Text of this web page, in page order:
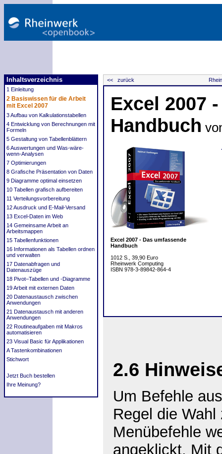
Inhaltsverzeichnis
1 Einleitung
2 Basiswissen für die Arbeit
mit Excel 2007
3 Aufbau von Kalkulationstabellen
4 Entwicklung von Berechnungen mit
Formeln
5 Gestaltung von Tabellenblättern
6 Auswertungen und Was-wäre-
wenn-Analysen
7 Optimierungen
8 Grafische Präsentation von Daten
9 Diagramme optimal einsetzen
10 Tabellen grafisch aufbereiten
11 Verteilungsvorbereitung
12 Ausdruck und E-Mail-Versand
13 Excel-Daten im Web
14 Gemeinsame Arbeit an
Arbeitsmappen
15 Tabellenfunktionen
16 Informationen als Tabellen ordnen
und verwalten
17 Datenabfragen und
Datenauszüge
18 Pivot–Tabellen und -Diagramme
19 Arbeit mit externen Daten
20 Datenaustausch zwischen
Anwendungen
21 Datenaustausch mit anderen
Anwendungen
22 Routineaufgaben mit Makros
automatisieren
23 Visual Basic für Applikationen
A Tastenkombinationen
Stichwort
Jetzt Buch bestellen
Ihre Meinung?
<< zurück
Excel 2007
Handbuch
Excel 2007 - Das umfassende
Handbuch
1012 S., 39,90 Euro
Rheinwerk Computing
ISBN 978-3-89842-864-4
2.6
Um Befehle
Regel die
Menübefehle
angeklickt. Mit